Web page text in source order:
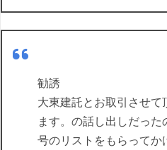
勧誘
大東建託とお取引させ
ます。の話し出しだっ
号のリストをもらってか